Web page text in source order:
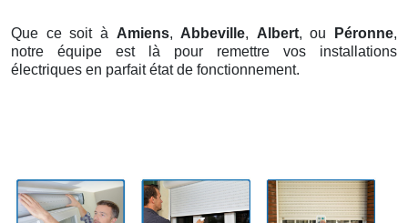
Que ce soit à Amiens, Abbeville, Albert, ou Péronne,
notre équipe est là pour remettre vos installations
électriques en parfait état de fonctionnement.